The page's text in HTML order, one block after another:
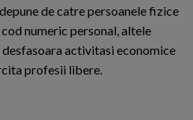
de catre persoanele fizice
numeric personal, altele
activitasi economice
profesii libere.